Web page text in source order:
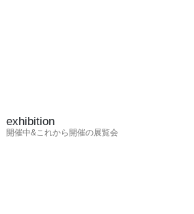
exhibition
開催中&これから開催の展覧会